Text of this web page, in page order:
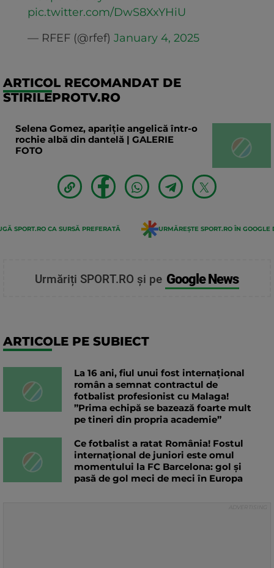
pic.twitter.com/DwS8XxYHiU
— RFEF (@rfef) January 4, 2025
ARTICOL RECOMANDAT DE
STIRILEPROTV.RO
Selena Gomez, apariție angelică într-o
rochie albă din dantelă | GALERIE
FOTO
SPORT.RO CA SURSĂ PREFERATĂ URMĂREȘTE SPORT.RO ÎN GOOGLE
Urmăriți SPORT.RO și pe Google News
ARTICOLE PE SUBIECT
La 16 ani, fiul unui fost internațional
român a semnat contractul de
fotbalist profesionist cu Malaga!
”Prima echipă se bazează foarte mult
pe tineri din propria academie”
Ce fotbalist a ratat România! Fostul
internațional de juniori este omul
momentului la FC Barcelona: gol și
pasă de gol meci de meci în Europa